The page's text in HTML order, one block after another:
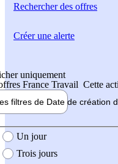
Rechercherdes offres
uniquement
France Travail Cette
filtres de Date de création
création de l'offre
Un jour
Trois jours
Créer une alerte